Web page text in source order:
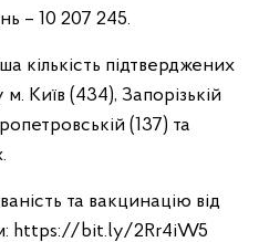
– 10 207 245.
кількість підтверджених
Київ (434), Запорізькій
(137) та
та вакцинацію від
https://bit.ly/2Rr4iW5